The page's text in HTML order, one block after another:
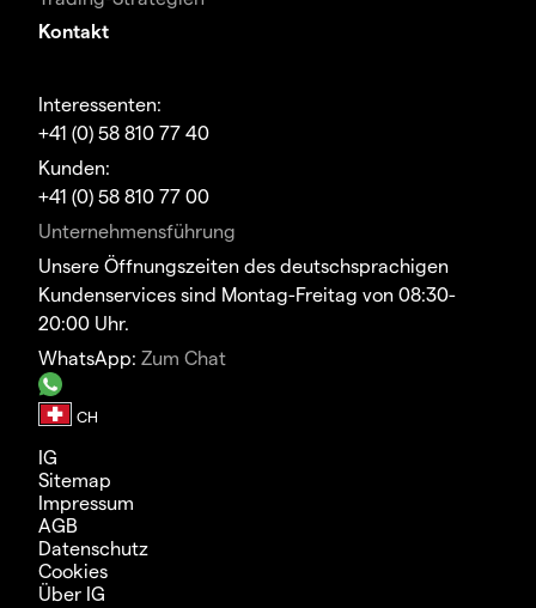
Kontakt
Interessenten:
+41 (0) 58 810 77 40
Kunden:
+41 (0) 58 810 77 00
Unternehmensführung
Unsere Öffnungszeiten des deutschsprachigen
Kundenservices sind Montag-Freitag von 08:30-
20:00 Uhr.
WhatsApp: Zum Chat
IG
Sitemap
Impressum
AGB
Datenschutz
Cookies
Über IG